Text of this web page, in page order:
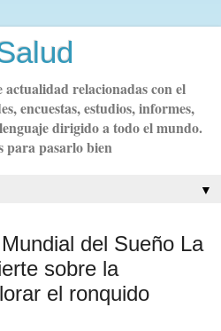
relacionadas con el
encuestas, estudios, informes,
dirigido a todo el mundo.
para pasarlo bien
▼
del Sueño La
sobre la
el ronquido